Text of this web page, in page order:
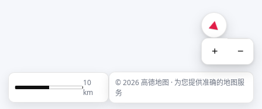
+ −
10
km
© 2026 高德地图 · 为您提供准确的地图服
务